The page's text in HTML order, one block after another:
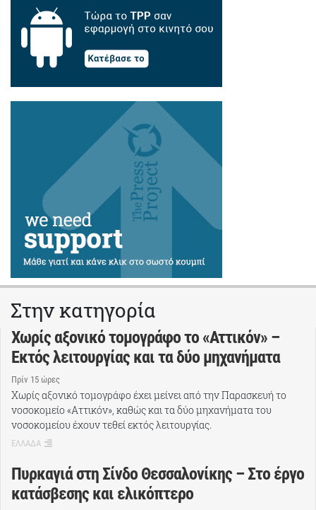
Στην κατηγορία
Χωρίς αξονικό τομογράφο το «Αττικόν» –
Εκτός λειτουργίας και τα δύο μηχανήματα
Πρίν 15 ώρες
Χωρίς αξονικό τομογράφο έχει μείνει από την Παρασκευή το
νοσοκομείο «Αττικόν», καθώς και τα δύο μηχανήματα του
νοσοκομείου έχουν τεθεί εκτός λειτουργίας.
ΕΛΛΑΔΑ
Πυρκαγιά στη Σίνδο Θεσσαλονίκης – Στο έργο
κατάσβεσης και ελικόπτερο